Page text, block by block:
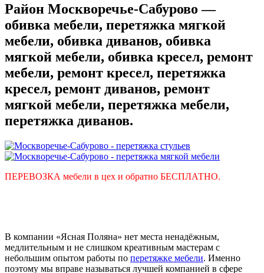
Район Москворечье-Сабурово —
обивка мебели, перетяжка мягкой
мебели, обивка диванов, обивка
мягкой мебели, обивка кресел, ремонт
мебели, ремонт кресел, перетяжка
кресел, ремонт диванов, ремонт
мягкой мебели, перетяжка мебели,
перетяжка диванов.
ПЕРЕВОЗКА мебели в цех и обратно БЕСПЛАТНО.
В компании «Ясная Поляна» нет места ненадёжным,
медлительным и не слишком креативным мастерам с
небольшим опытом работы по перетяжке мебели. Именно
поэтому мы вправе называться лучшей компанией в сфере